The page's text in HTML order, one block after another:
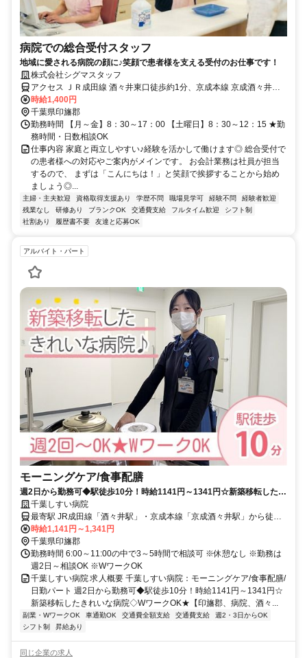
病院での総合受付スタッフ
地域に愛される病院の顔に♪笑顔で患者様を支える受付のお仕事です！
株式会社シグマスタッフ
アクセス ＪＲ成田線 酒々井東口徒歩約1分、京成本線 京成酒々井東
口徒歩約12分、京成本線 大佐倉徒歩約35分 JR酒々井駅・京成酒々井
駅より徒歩12分
時給1,400円
千葉県印旛郡
勤務時間 【月～金】8：30～17：00 【土曜日】8：30～12：15 ★勤
務時間・日数相談OK
仕事内容 家庭と両立しやすい♪経験を活かして働けます◎ 総合受付で
の患者様への対応やご案内がメインです。 お会計業務は社員が担当
するので、 まずは「こんにちは！」と笑顔で挨拶することから始め
ましょう◎...
主婦・主夫歓迎 資格取得支援あり 学歴不問 職場見学可 経験不問
経験者歓迎
残業なし
研修あり ブランクOK 交通費支給 フルタイム歓迎
シフト制
社割あり
履歴書不要 友達と応募OK
アルバイト・パート
モーニングケア/食事配膳
週2日から勤務可◆駅徒歩10分！時給1141円～1341円☆新築移転したき
れいな病院◇WワークOK★【印旛郡、病院、酒々井駅・京成酒々井駅、
モーニングケア/食事配膳、日勤パート】
千葉しすい病院
最寄駅 JR成田線「酒々井駅」・京成本線「京成酒々井駅」から徒歩
約10分
時給1,141円～1,341円
千葉県印旛郡
勤務時間 6:00～11:00の中で3～5時間で相談可 ※休憩なし ※勤務は
週2日～相談OK ※WワークOK
千葉しすい病院 求人概要 千葉しすい病院：モーニングケア/食事配膳/
日勤パート 週2日から勤務可◆駅徒歩10分！時給1141円～1341円☆
新築移転したきれいな病院◇WワークOK★【印旛郡、病院、酒々...
副業・WワークOK 車通勤OK 交通費全額支給 交通費支給
週2・3日からOK
シフト制
昇給あり
同じ企業の求人